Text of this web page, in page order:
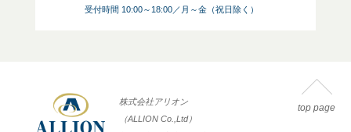
受付時間 10:00～18:00／月～金（祝日除く）
株式会社アリオン
（ALLION Co.,Ltd）
top page